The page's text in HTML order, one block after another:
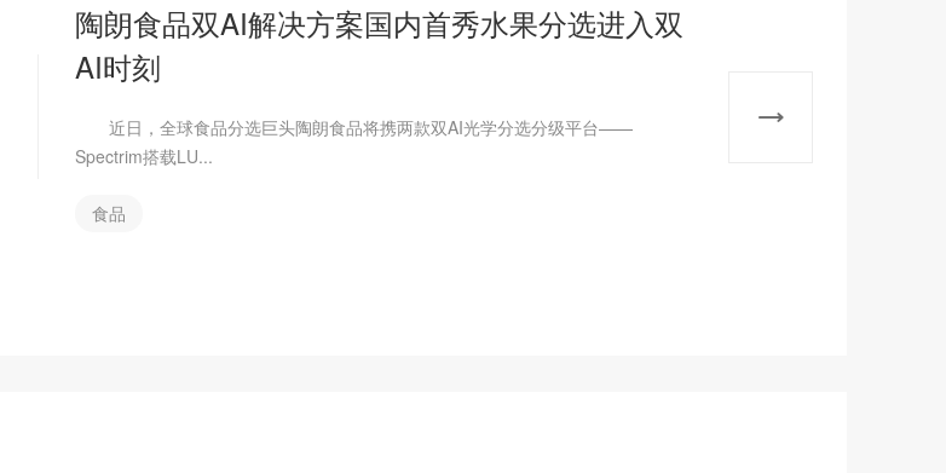
陶朗食品双AI解决方案国内首秀水果分选进入双
AI时刻
近日，全球食品分选巨头陶朗食品将携两款双AI光学分选分级平台——
Spectrim搭载LU...
食品